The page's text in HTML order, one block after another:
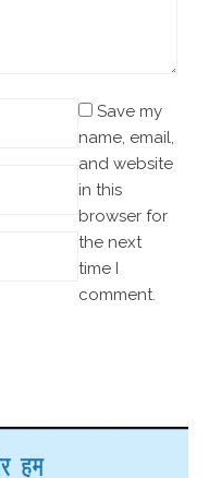
Save my
name, email,
and website
in this
browser for
the next
time I
comment.